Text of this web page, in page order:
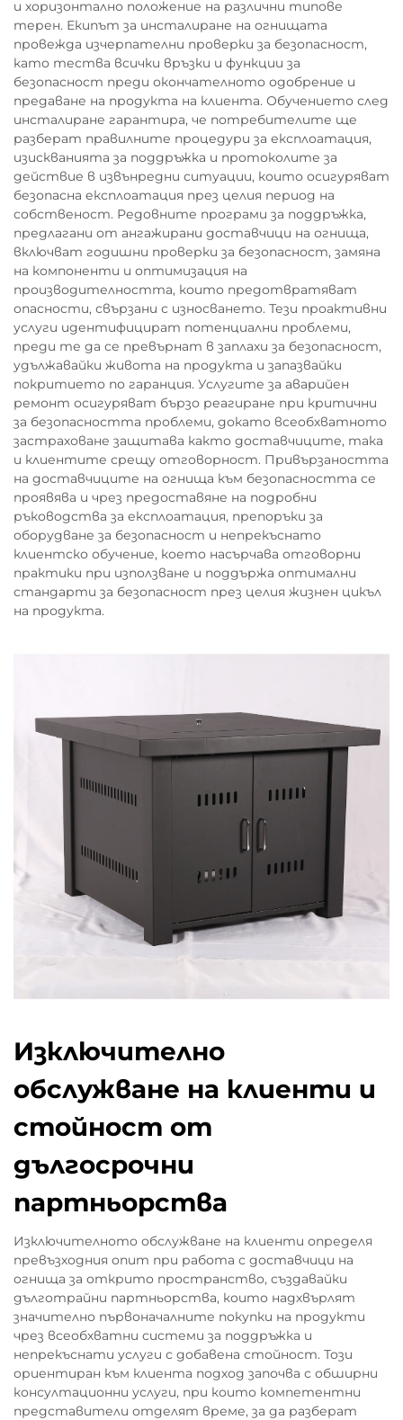
и хоризонтално положение на различни типове
терен. Екипът за инсталиране на огнищата
провежда изчерпателни проверки за безопасност,
като тества всички връзки и функции за
безопасност преди окончателното одобрение и
предаване на продукта на клиента. Обучението след
инсталиране гарантира, че потребителите ще
разберат правилните процедури за експлоатация,
изискванията за поддръжка и протоколите за
действие в извънредни ситуации, които осигуряват
безопасна експлоатация през целия период на
собственост. Редовните програми за поддръжка,
предлагани от ангажирани доставчици на огнища,
включват годишни проверки за безопасност, замяна
на компоненти и оптимизация на
производителността, които предотвратяват
опасности, свързани с износването. Тези проактивни
услуги идентифицират потенциални проблеми,
преди те да се превърнат в заплахи за безопасност,
удължавайки живота на продукта и запазвайки
покритието по гаранция. Услугите за аварийен
ремонт осигуряват бързо реагиране при критични
за безопасността проблеми, докато всеобхватното
застраховане защитава както доставчиците, така
и клиентите срещу отговорност. Привързаността
на доставчиците на огнища към безопасността се
проявява и чрез предоставяне на подробни
ръководства за експлоатация, препоръки за
оборудване за безопасност и непрекъснато
клиентско обучение, което насърчава отговорни
практики при използване и поддържа оптимални
стандарти за безопасност през целия жизнен цикъл
на продукта.
Изключително
обслужване на клиенти и
стойност от
дългосрочни
партньорства
Изключителното обслужване на клиенти определя
превъзходния опит при работа с доставчици на
огнища за открито пространство, създавайки
дълготрайни партньорства, които надхвърлят
значително първоначалните покупки на продукти
чрез всеобхватни системи за поддръжка и
непрекъснати услуги с добавена стойност. Този
ориентиран към клиента подход започва с обширни
консултационни услуги, при които компетентни
представители отделят време, за да разберат